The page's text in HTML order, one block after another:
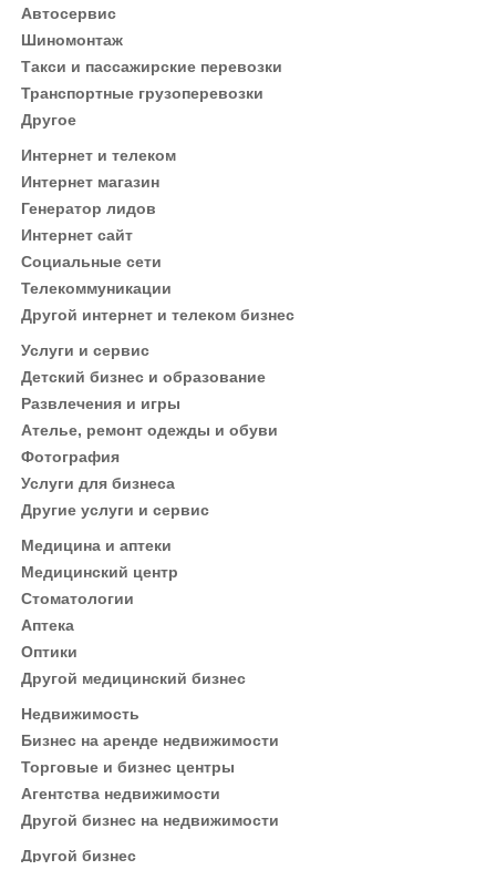
Автосервис
Шиномонтаж
Такси и пассажирские перевозки
Транспортные грузоперевозки
Другое
Интернет и телеком
Интернет магазин
Генератор лидов
Интернет сайт
Социальные сети
Телекоммуникации
Другой интернет и телеком бизнес
Услуги и сервис
Детский бизнес и образование
Развлечения и игры
Ателье, ремонт одежды и обуви
Фотография
Услуги для бизнеса
Другие услуги и сервис
Медицина и аптеки
Медицинский центр
Стоматологии
Аптека
Оптики
Другой медицинский бизнес
Недвижимость
Бизнес на аренде недвижимости
Торговые и бизнес центры
Агентства недвижимости
Другой бизнес на недвижимости
Другой бизнес